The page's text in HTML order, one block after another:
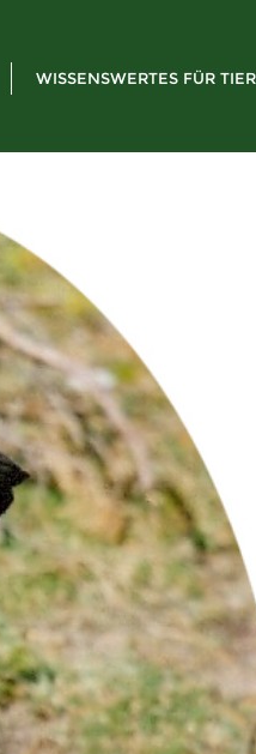
WISSENSWERTES FÜR